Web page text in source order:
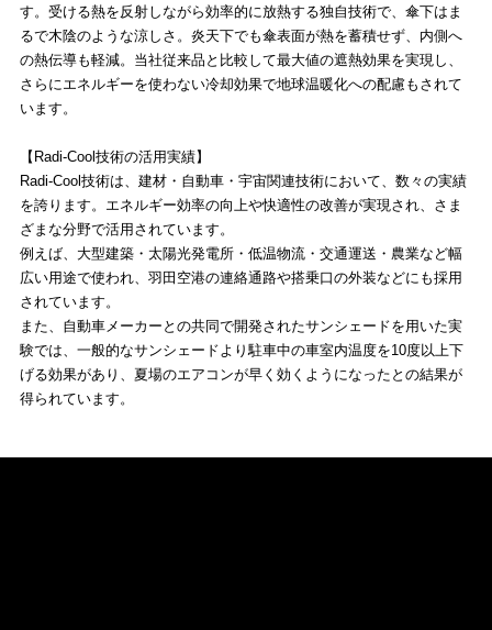
す。受ける熱を反射しながら効率的に放熱する独自技術で、傘下はま
るで木陰のような涼しさ。炎天下でも傘表面が熱を蓄積せず、内側へ
の熱伝導も軽減。当社従来品と比較して最大値の遮熱効果を実現し、
さらにエネルギーを使わない冷却効果で地球温暖化への配慮もされて
います。
【Radi-Cool技術の活用実績】
Radi-Cool技術は、建材・自動車・宇宙関連技術において、数々の実績
を誇ります。エネルギー効率の向上や快適性の改善が実現され、さま
ざまな分野で活用されています。
例えば、大型建築・太陽光発電所・低温物流・交通運送・農業など幅
広い用途で使われ、羽田空港の連絡通路や搭乗口の外装などにも採用
されています。
また、自動車メーカーとの共同で開発されたサンシェードを用いた実
験では、一般的なサンシェードより駐車中の車室内温度を10度以上下
げる効果があり、夏場のエアコンが早く効くようになったとの結果が
得られています。